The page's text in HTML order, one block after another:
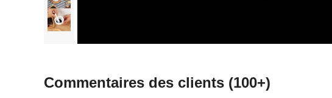
Commentaires des clients (100+)